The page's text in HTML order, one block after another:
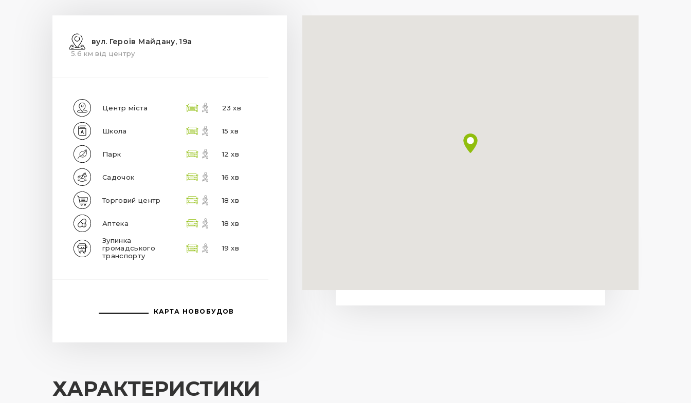
вул. Героїв Майдану, 19а
5.6 км від центру
Центр міста 23 хв
Школа 15 хв
Парк 12 хв
Садочок 16 хв
Торговий центр 18 хв
Аптека 18 хв
Зупинка
громадського
транспорту
19 хв
КАРТА НОВОБУДОВ
ХАРАКТЕРИСТИКИ